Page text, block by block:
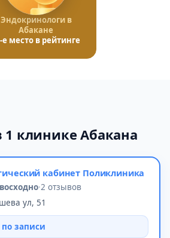
Эндокринологи в
Абакане
е место в рейтинге
клинике Абакана
кабинет Поликлиника
·2 отзывов
ул, 51
по записи